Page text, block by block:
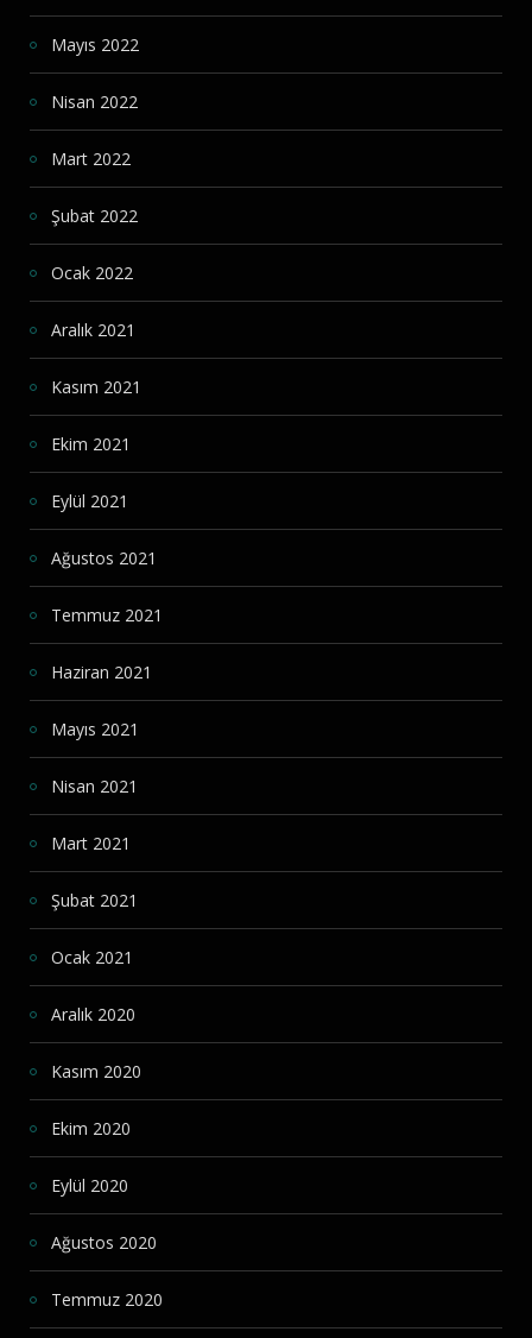
Mayıs 2022
Nisan 2022
Mart 2022
Şubat 2022
Ocak 2022
Aralık 2021
Kasım 2021
Ekim 2021
Eylül 2021
Ağustos 2021
Temmuz 2021
Haziran 2021
Mayıs 2021
Nisan 2021
Mart 2021
Şubat 2021
Ocak 2021
Aralık 2020
Kasım 2020
Ekim 2020
Eylül 2020
Ağustos 2020
Temmuz 2020